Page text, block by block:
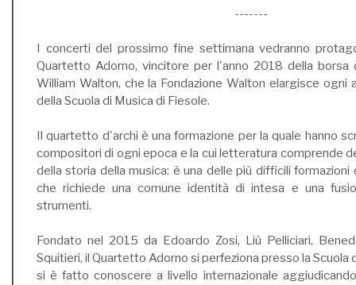
-------
I concerti del prossimo fine settimana vedranno
Quartetto Adorno, vincitore per l'anno 2018 della
William Walton, che la Fondazione Walton elargisce ogni
della Scuola di Musica di Fiesole.
Il quartetto d'archi è una formazione per la quale hanno
compositori di ogni epoca e la cui letteratura comprende
della storia della musica: è una delle più difficili formazioni
che richiede una comune identità di intesa e una
strumenti.
Fondato nel 2015 da Edoardo Zosi, Liù Pelliciari,
Squitieri, il Quartetto Adorno si perfeziona presso la Scuola
si è fatto conoscere a livello internazionale